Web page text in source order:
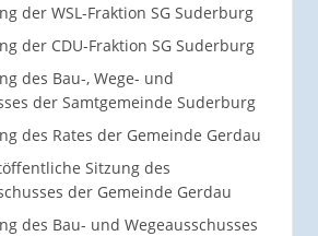
der WSL-Fraktion SG Suderburg
der CDU-Fraktion SG Suderburg
des Bau-, Wege- und
der Samtgemeinde Suderburg
des Rates der Gemeinde Gerdau
Sitzung des
der Gemeinde Gerdau
des Bau- und Wegeausschusses